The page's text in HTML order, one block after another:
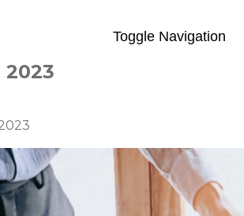
Toggle Navigation